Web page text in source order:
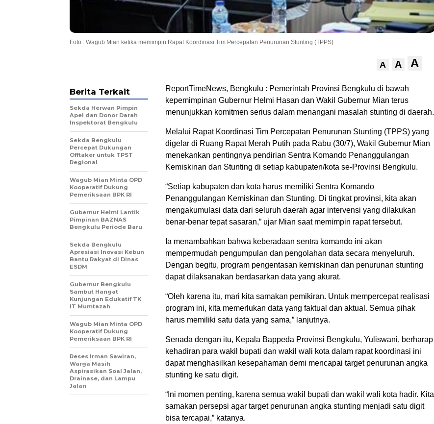
Foto : Wagub Mian ketika memimpin Rapat Koordinasi Tim Percepatan Penurunan Stunting (TPPS)
A A A
ReportTimeNews, Bengkulu : Pemerintah Provinsi Bengkulu di bawah
kepemimpinan Gubernur Helmi Hasan dan Wakil Gubernur Mian terus
menunjukkan komitmen serius dalam menangani masalah stunting di daerah.
Melalui Rapat Koordinasi Tim Percepatan Penurunan Stunting (TPPS) yang
digelar di Ruang Rapat Merah Putih pada Rabu (30/7), Wakil Gubernur Mian
menekankan pentingnya pendirian Sentra Komando Penanggulangan
Kemiskinan dan Stunting di setiap kabupaten/kota se-Provinsi Bengkulu.
“Setiap kabupaten dan kota harus memiliki Sentra Komando
Penanggulangan Kemiskinan dan Stunting. Di tingkat provinsi, kita akan
mengakumulasi data dari seluruh daerah agar intervensi yang dilakukan
benar-benar tepat sasaran,” ujar Mian saat memimpin rapat tersebut.
Ia menambahkan bahwa keberadaan sentra komando ini akan
mempermudah pengumpulan dan pengolahan data secara menyeluruh.
Dengan begitu, program pengentasan kemiskinan dan penurunan stunting
dapat dilaksanakan berdasarkan data yang akurat.
“Oleh karena itu, mari kita samakan pemikiran. Untuk mempercepat realisasi
program ini, kita memerlukan data yang faktual dan aktual. Semua pihak
harus memiliki satu data yang sama,” lanjutnya.
Senada dengan itu, Kepala Bappeda Provinsi Bengkulu, Yuliswani, berharap
kehadiran para wakil bupati dan wakil wali kota dalam rapat koordinasi ini
dapat menghasilkan kesepahaman demi mencapai target penurunan angka
stunting ke satu digit.
“Ini momen penting, karena semua wakil bupati dan wakil wali kota hadir. Kita
samakan persepsi agar target penurunan angka stunting menjadi satu digit
bisa tercapai,” katanya.
Berita Terkait
Sekda Herwan Pimpin
Apel dan Donor Darah
Inspektorat Bengkulu
Sekda Bengkulu
Percepat Dukungan
Offtaker untuk TPST
Regional
Wagub Mian Minta OPD
Kooperatif Dukung
Pemeriksaan BPK RI
Gubernur Helmi Lantik
Pimpinan BAZNAS
Bengkulu Periode Baru
Sekda Bengkulu
Apresiasi Inovasi Kebun
Bantu Rakyat di Dinas
ESDM
Gubernur Bengkulu
Sambut Hangat
Kunjungan Edukatif TK
IT Mumtazah
Wagub Mian Minta OPD
Kooperatif Dukung
Pemeriksaan BPK RI
Reses Irman Sawiran,
Warga Masih
Aspirasikan Soal Jalan,
Drainase, dan Lampu
Jalan